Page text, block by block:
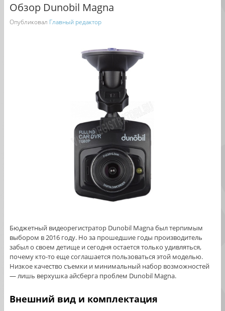
Обзор Dunobil Magna
Опубликовал Главный редактор
Бюджетный видеорегистратор Dunobil Magna был терпимым
выбором в 2016 году. Но за прошедшие годы производитель
забыл о своем детище и сегодня остается только удивляться,
почему кто-то еще соглашается пользоваться этой моделью.
Низкое качество съемки и минимальный набор возможностей
— лишь верхушка айсберга проблем Dunobil Magna.
Внешний вид и комплектация